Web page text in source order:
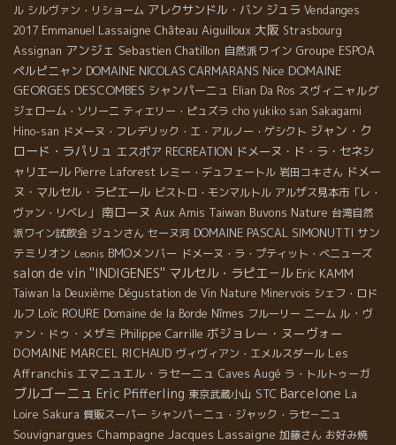
ル シルヴァン・リショーム アレクサンドル・バン ジュラ Vendanges
2017 Emmanuel Lassaigne Château Aiguilloux 大阪 Strasbourg
Assignan アンジェ Sebastien Chatillon 自然派ワイン Groupe ESPOA
ペルピニャン DOMAINE NICOLAS CARMARANS Nice DOMAINE
GEORGES DESCOMBES シャンパーニュ Elian Da Ros スヴィニャルグ
ジェローム・ソリーニ ティエリー・ピュズラ cho yukiko san Sakagami
Hino-san ドメーヌ・フレデリック・エ・アルノー・ゲシクト ジャン・ク
ロード・ラパリュ エスポア RECREATION ドメーヌ・ド・ラ・セネシ
ャリエール Pierre Laforest レミー・デュフェートル 岩田コキさん ドメー
ヌ・マルセル・ラピエール ビストロ・モンマルトル アルザス見本市「レ・
ヴァン・リベレ」 南ローヌ Aux Amis Taiwan Buvons Nature 台湾自然
派ワイン試飲会 ジュンさん セーヌ河 DOMAINE PASCAL SIMONUTTI サン
テミリオン Leonis BMOメンバー ドメーヌ・ラ・プティット・べニューズ
salon de vin ''INDIGENES'' マルセル・ラピエ－ル Eric KAMM
Taiwan la Deuxième Dégustation de Vin Nature Minervois シェフ・ロド
ルフ Loïc ROURE Domaine de la Borde Nîmes フルーリー ニーム ル・ヴ
ァン・ドゥ・メザミ Philippe Carrille ボジョレー・ヌーヴォー
DOMAINE MARCEL RICHAUD ヴィヴィアン・エメルスダール Les
Affranchis エマニュエル・ラセーニュ Caves Augé ラ・トルトゥーガ
ブルゴーニュ Eric Pfifferling 東京武蔵小山 STC Barcelone La
Loire Sakura 質販スーパー シャンパ－ニュ・ジャック・ラセ－ニュ
Souvignargues Champagne Jacques Lassaigne 加藤さん お好み焼